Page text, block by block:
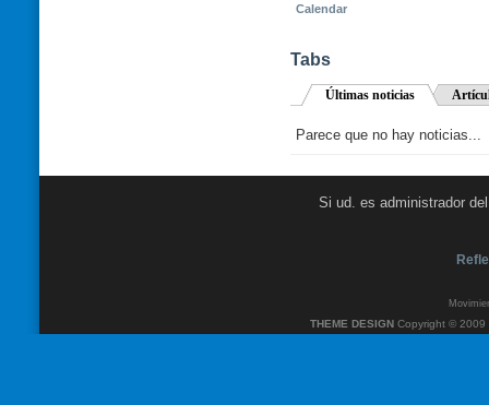
Calendar
Tabs
Últimas noticias
Parece que no hay noticias...
Si ud. es administrador
THEME DESIGN Copyright ©